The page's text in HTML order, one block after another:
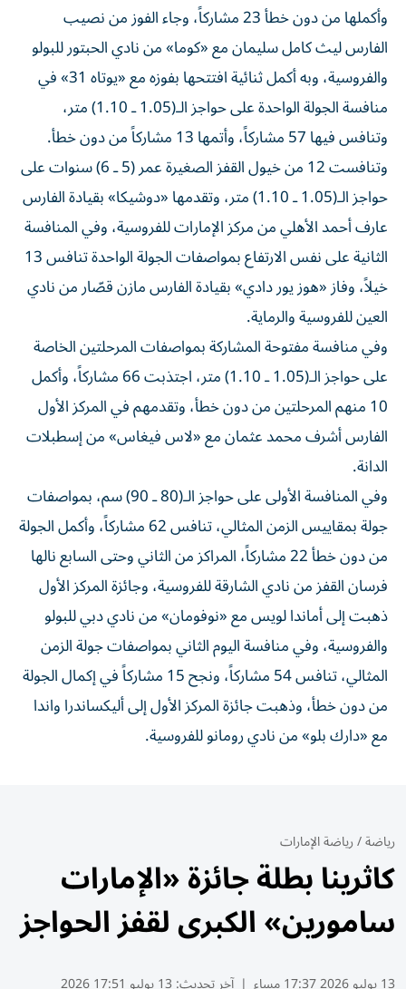
وأكملها من دون خطأ 23 مشاركاً، وجاء الفوز من نصيب
الفارس ليث كامل سليمان مع «كوما» من نادي الحبتور للبولو
والفروسية، وبه أكمل ثنائية افتتحها بفوزه مع «يوتاه 31» في
منافسة الجولة الواحدة على حواجز الـ(1.05 ـ 1.10) متر،
وتنافس فيها 57 مشاركاً، وأتمها 13 مشاركاً من دون خطأ.
وتنافست 12 من خيول القفز الصغيرة عمر (5 ـ 6) سنوات على
حواجز الـ(1.05 ـ 1.10) متر، وتقدمها «دوشيكا» بقيادة الفارس
عارف أحمد الأهلي من مركز الإمارات للفروسية، وفي المنافسة
الثانية على نفس الارتفاع بمواصفات الجولة الواحدة تنافس 13
خيلاً، وفاز «هوز يور دادي» بقيادة الفارس مازن قصّار من نادي
العين للفروسية والرماية.
وفي منافسة مفتوحة المشاركة بمواصفات المرحلتين الخاصة
على حواجز الـ(1.05 ـ 1.10) متر، اجتذبت 66 مشاركاً، وأكمل
10 منهم المرحلتين من دون خطأ، وتقدمهم في المركز الأول
الفارس أشرف محمد عثمان مع «لاس فيغاس» من إسطبلات
الدانة.
وفي المنافسة الأولى على حواجز الـ(80 ـ 90) سم، بمواصفات
جولة بمقاييس الزمن المثالي، تنافس 62 مشاركاً، وأكمل الجولة
من دون خطأ 22 مشاركاً، المراكز من الثاني وحتى السابع نالها
فرسان القفز من نادي الشارقة للفروسية، وجائزة المركز الأول
ذهبت إلى أماندا لويس مع «نوفومان» من نادي دبي للبولو
والفروسية، وفي منافسة اليوم الثاني بمواصفات جولة الزمن
المثالي، تنافس 54 مشاركاً، ونجح 15 مشاركاً في إكمال الجولة
من دون خطأ، وذهبت جائزة المركز الأول إلى أليكساندرا واندا
مع «دارك بلو» من نادي رومانو للفروسية.
رياضة/رياضة الإمارات
كاثرينا بطلة جائزة «الإمارات
سامورين» الكبرى لقفز الحواجز